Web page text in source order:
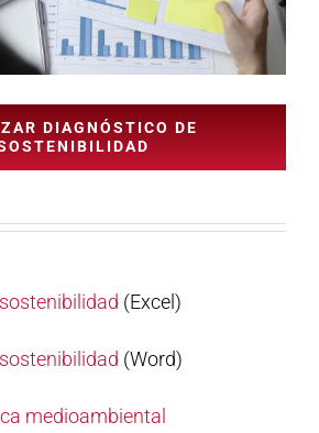
DIAGNÓSTICO DE
(Excel)
(Word)
medioambiental